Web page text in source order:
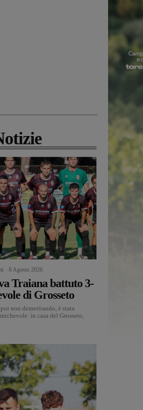
8 Agosto 2026
Traiana battuto 3-
di Grosseto
non demeritando, è stata
in casa del Grosseto,